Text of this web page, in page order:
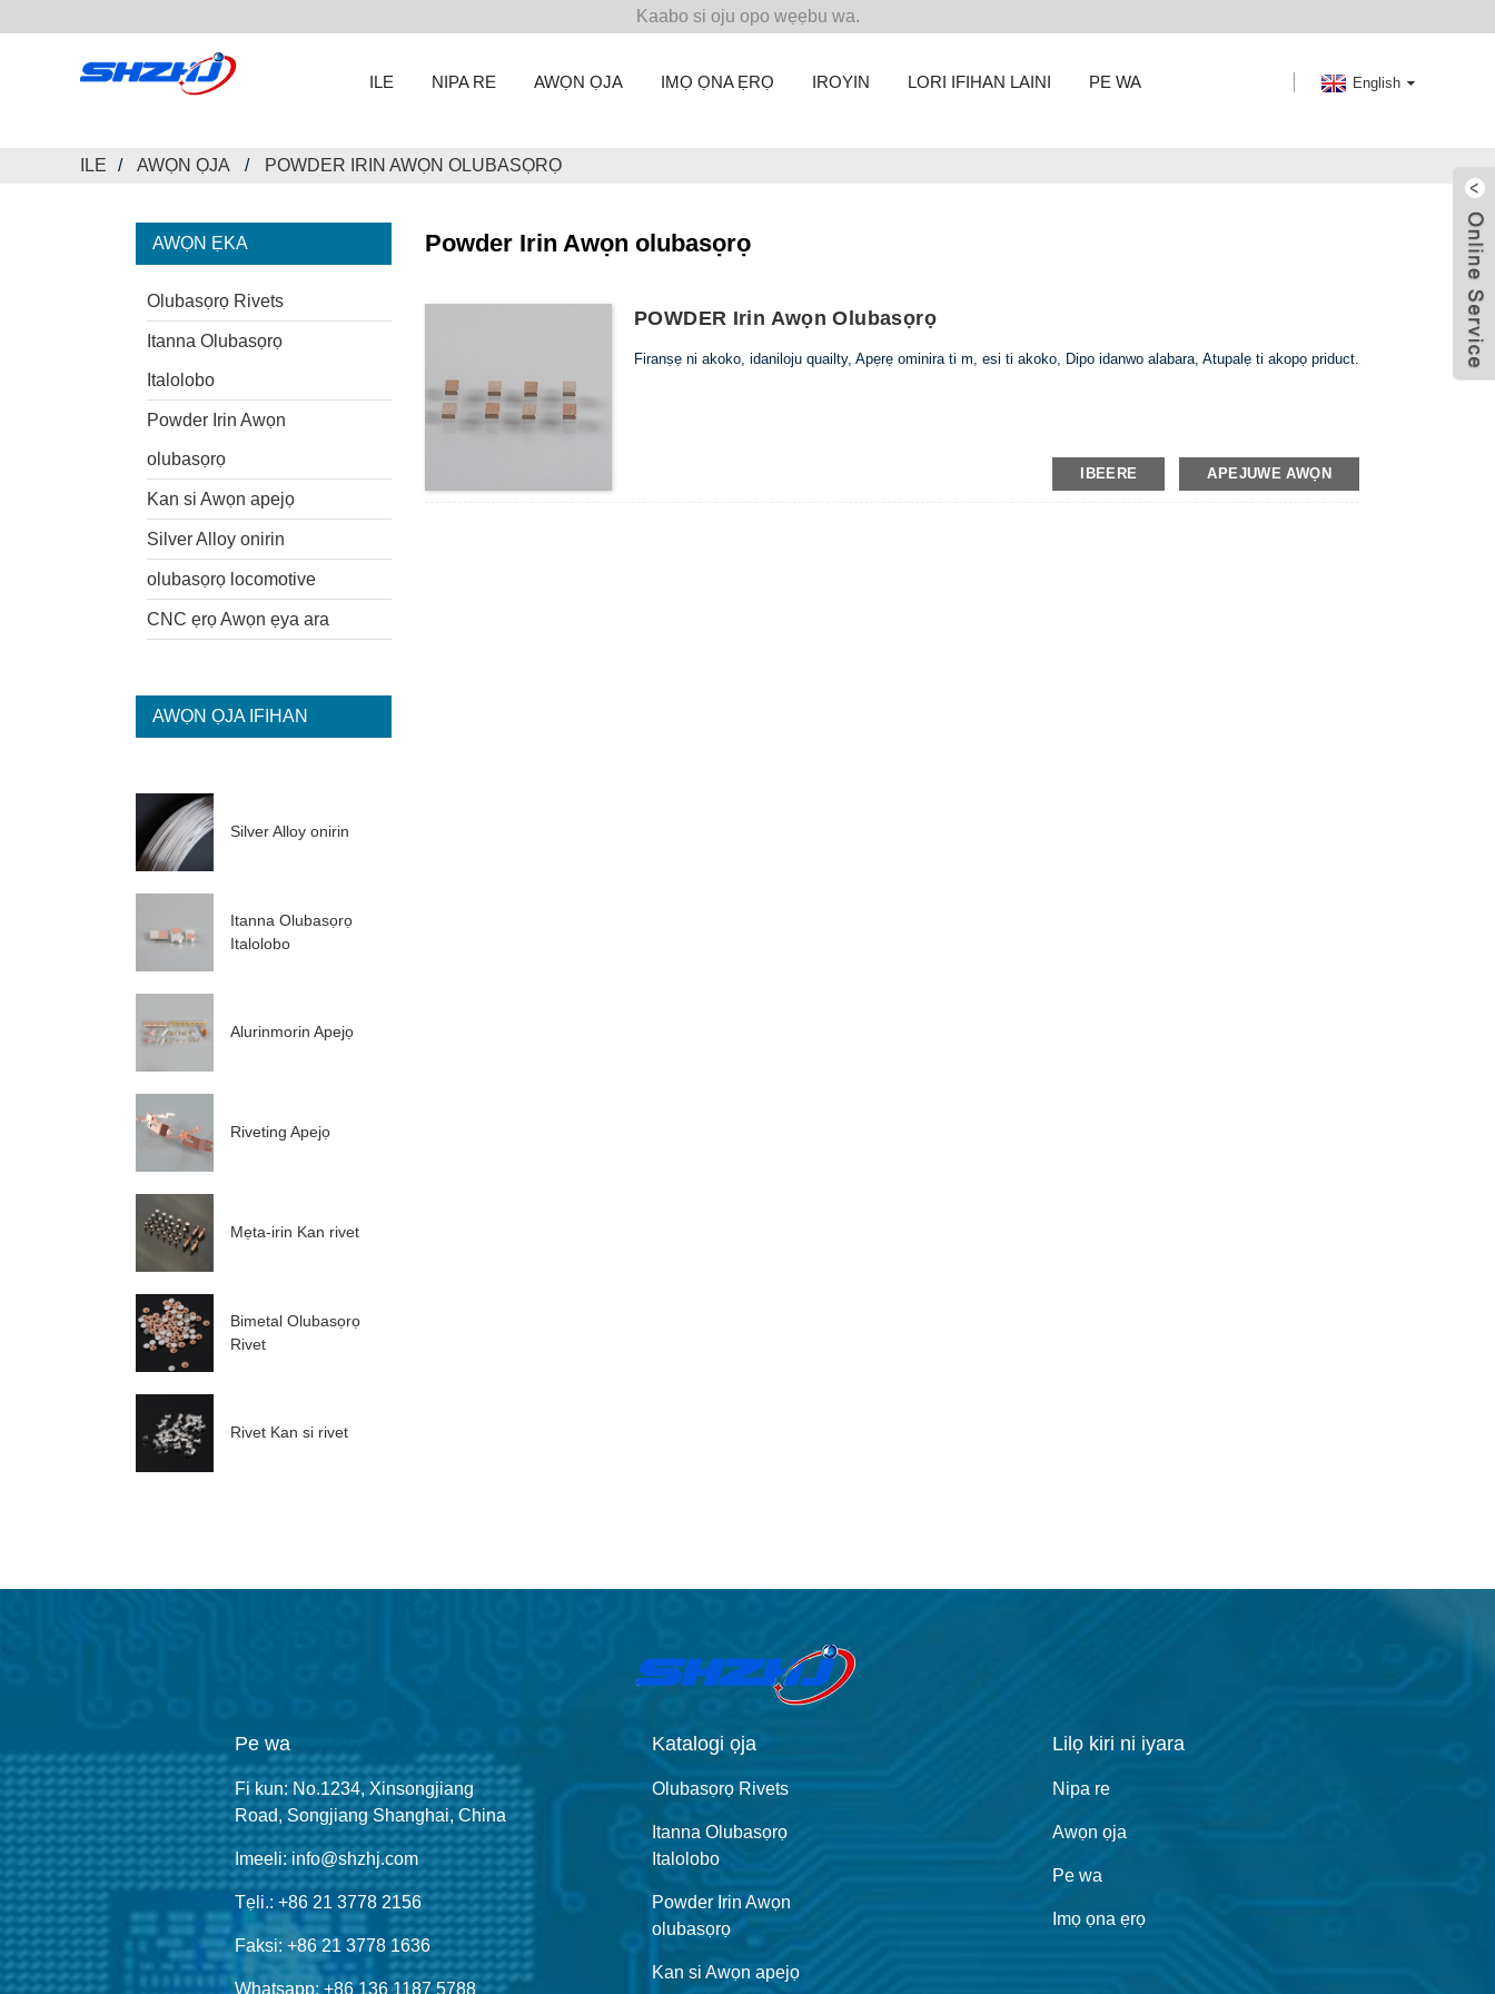
Kaabo si oju opo wẹẹbu wa.
ILE NIPA RE AWỌN ỌJA IMỌ ỌNA ẸRỌ IROYIN LORI IFIHAN LAINI PE WA English
ILE AWỌN ỌJA POWDER IRIN AWỌN OLUBASỌRỌ
AWỌN ẸKA
Olubasọrọ Rivets
Itanna Olubasọrọ
Italolobo
Powder Irin Awọn
olubasọrọ
Kan si Awọn apejọ
Silver Alloy onirin
olubasọrọ locomotive
CNC ẹrọ Awọn ẹya ara
AWỌN ỌJA IFIHAN
Silver Alloy onirin
Itanna Olubasọrọ
Italolobo
Alurinmorin Apejọ
Riveting Apejọ
Mẹta-irin Kan rivet
Bimetal Olubasọrọ
Rivet
Rivet Kan si rivet
Powder Irin Awọn olubasọrọ
POWDER Irin Awọn Olubasọrọ
Firanṣẹ ni akoko, idaniloju quailty, Apẹrẹ ominira ti m, esi ti akoko, Dipo idanwo alabara, Atupalẹ ti akopọ priduct.
IBEERE APEJUWE AWỌN
Pe wa
Fi kun: No.1234, Xinsongjiang
Road, Songjiang Shanghai, China
Imeeli: info@shzhj.com
Tẹli.: +86 21 3778 2156
Faksi: +86 21 3778 1636
Whatsapp: +86 136 1187 5788
Katalogi ọja
Olubasọrọ Rivets
Itanna Olubasọrọ
Italolobo
Powder Irin Awọn
olubasọrọ
Kan si Awọn apejọ
Lilọ kiri ni iyara
Nipa re
Awọn ọja
Pe wa
Imọ ọna ẹrọ